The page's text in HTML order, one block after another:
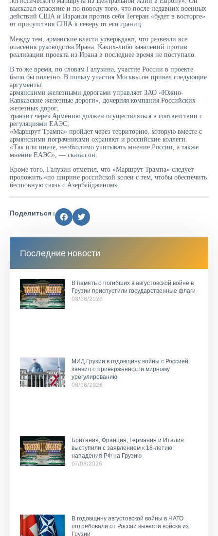
высказал опасение и по поводу того, что после недавних военных
действий США и Израиля против себя Тегеран «будет в восторге»
от присутствия США к северу от его границ.
Между тем, армянские власти утверждают, что развеяли все
опасения руководства Ирана. Каких-либо заявлений против
реализации проекта из Ирана в последнее время не поступало.
В то же время, по словам Галузина, участие России в проекте
было бы полезно. В пользу участия Москвы он привел следующие
аргументы:
армянскими железными дорогами управляет ЗАО «Южно-
Кавказские железные дороги», дочерняя компания Российских
железных дорог;
транзит через Армению должен осуществляться в соответствии с
регуляциями ЕАЭС;
«Маршрут Трампа» пройдет через территорию, которую вместе с
армянскими пограчниками охраняют и российские коллеги.
«Так или иначе, необходимо учитывать мнение России, а также
мнение ЕАЭС», — сказал он.
Кроме того, Галузин отметил, что «Маршрут Трампа» следует
проложить «по ширине российской колеи с тем, чтобы обеспечить
бесшовную связь с Азербайджаном».
Поделиться :
Последние новости
В память о погибших в августовской войне в
Грузии приспустили государственные флаги
08/08/2026
МИД Грузии в годовщину войны с Россией
заявил о приверженности мирному
урегулированию
08/08/2026
Британия, Франция, Германия и Италия
выступили с заявлением к 18-летию
нападения РФ на Грузию
07/08/2026
В годовщину августовской войны в НАТО
потребовали от России вывести войска из
Грузии